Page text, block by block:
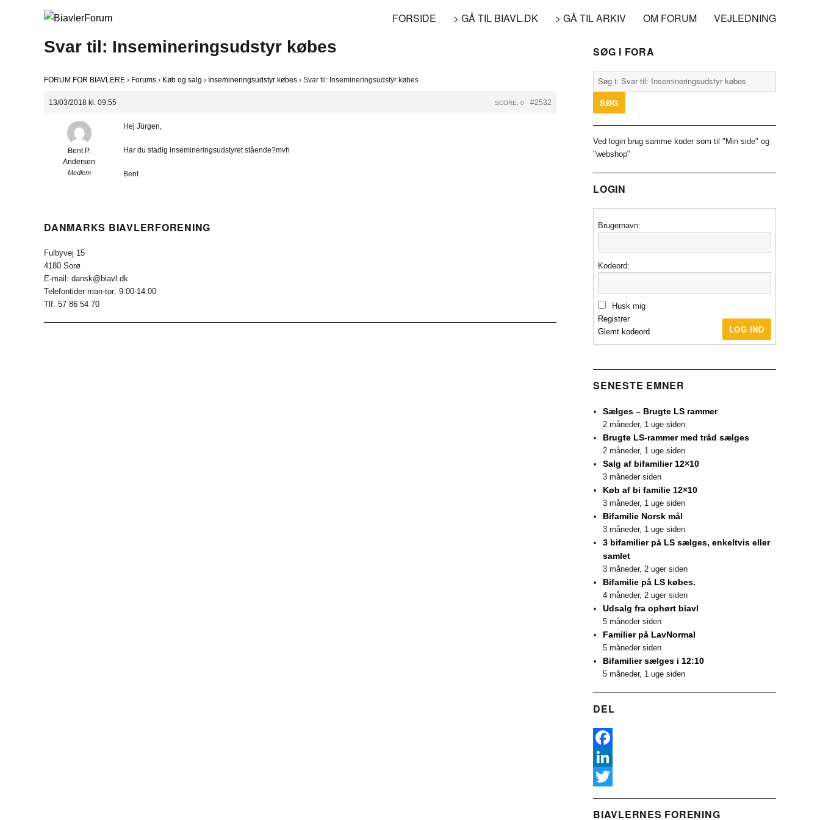
FORSIDE > GÅ TIL BIAVL.DK > GÅ TIL ARKIV OM FORUM VEJLEDNING
Svar til: Insemineringsudstyr købes
FORUM FOR BIAVLERE › Forums › Køb og salg › Insemineringsudstyr købes › Svar til: Insemineringsudstyr købes
13/03/2018 kl. 09:55 #2532
SCORE: 0
Bent P.
Andersen
Medlem
Hej Jürgen,
Har du stadig insemineringsudstyret stående?mvh
Bent
DANMARKS BIAVLERFORENING
Fulbyvej 15
4180 Sorø
E-mail: dansk@biavl.dk
Telefontider man-tor: 9.00-14.00
Tlf. 57 86 54 70
SØG I FORA
Ved login brug samme koder som til "Min side" og
"webshop"
LOGIN
Brugernavn:
Kodeord:
Husk mig
LOG IND
Registrer
Glemt kodeord
SENESTE EMNER
Sælges – Brugte LS rammer
2 måneder, 1 uge siden
Brugte LS-rammer med tråd sælges
2 måneder, 1 uge siden
Salg af bifamilier 12×10
3 måneder siden
Køb af bi familie 12×10
3 måneder, 1 uge siden
Bifamilie Norsk mål
3 måneder, 1 uge siden
3 bifamilier på LS sælges, enkeltvis eller
samlet
3 måneder, 2 uger siden
Bifamilie på LS købes.
4 måneder, 2 uger siden
Udsalg fra ophørt biavl
5 måneder siden
Familier på LavNormal
5 måneder siden
Bifamilier sælges i 12:10
5 måneder, 1 uge siden
DEL
F
a
e
L
nw
BIAVLERNES FORENING